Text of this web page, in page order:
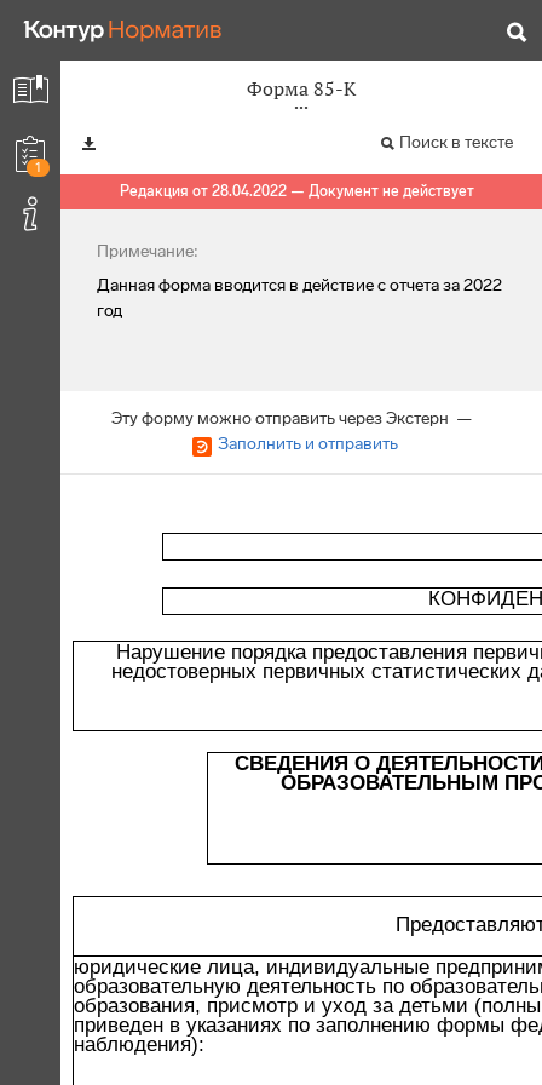
1
Форма 85-К
Поиск в тексте
Редакция от 28.04.2022 — Документ не действует
Примечание:
Данная форма вводится в действие с отчета за 2022
год
Эту форму можно отправить через Экстерн —
Заполнить и отправить
Нарушение порядка предоставления
недостоверных первичных статистических
СВЕДЕНИЯ О
ОБРАЗОВАТЕЛЬНЫМ
юридические лица, индивидуальные
образовательную деятельность по
образования, присмотр и уход за детьми
приведен в указаниях по заполнению формы
наблюдения):